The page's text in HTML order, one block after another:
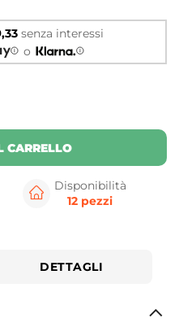
senza interessi
o
CARRELLO
Disponibilità
12 pezzi
DETTAGLI